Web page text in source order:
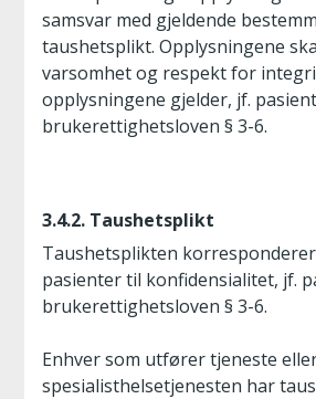
samsvar med gjeldende
taushetsplikt. Opplysningene
varsomhet og respekt for
opplysningene gjelder, jf.
brukerettighetsloven § 3-6.
3.4.2. Taushetsplikt
Taushetsplikten
pasienter til konfidensialitet, jf.
brukerettighetsloven § 3-6.
Enhver som utfører tjeneste
spesialisthelsetjenesten har